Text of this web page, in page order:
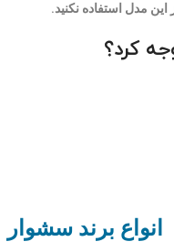
مدل استفاده نکنید.
کرد؟
انواع برند سشوار